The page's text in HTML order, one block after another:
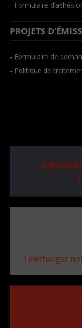
- Formulaire
PROJETS
- Formulaire de
- Politique de
Téléchargez